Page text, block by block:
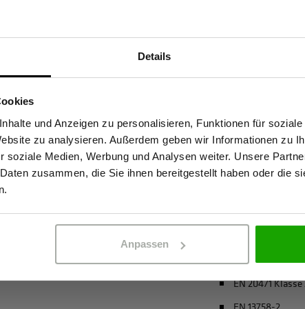
Details
und Anzeigen zu personalisieren, Funktionen für
zu analysieren. Außerdem geben wir Informationen zu
soziale Medien, Werbung und Analysen weiter. Unsere
zusammen, die Sie ihnen bereitgestellt haben oder die
Anpassen
hohe Sichtbarkeit mit
leitet
konzentriert bleibt. Der
Sonnenstrahlen. Die
langen Einsätzen frisch,
bei Outdoor-Arbeiten
ist ein verlässlicher
und Komfort
4-Wege-Stretch
recycelter
EN 20471
Sind Sie Gewerbetreibender?
dass ich Gewerbetreibender bin. Alle Preise werden netto